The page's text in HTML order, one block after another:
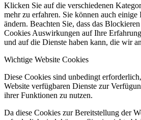
Klicken Sie auf die verschiedenen
mehr zu erfahren. Sie können auch einige
ändern. Beachten Sie, dass das
Cookies Auswirkungen auf Ihre
und auf die Dienste haben kann, die wir
Wichtige Website Cookies
Diese Cookies sind unbedingt
Website verfügbaren Dienste zur
ihrer Funktionen zu nutzen.
Da diese Cookies zur Bereitstellung der